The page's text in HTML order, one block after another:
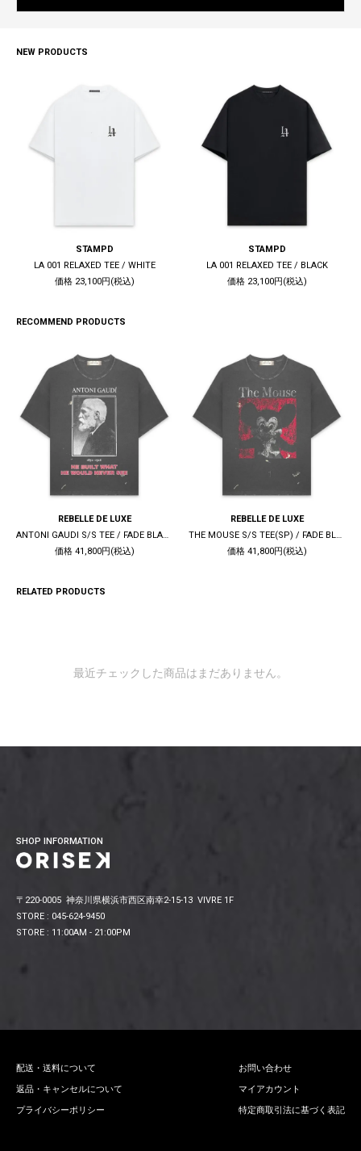
NEW PRODUCTS
STAMPD
LA 001 RELAXED TEE / WHITE
価格 23,100円(税込)
STAMPD
LA 001 RELAXED TEE / BLACK
価格 23,100円(税込)
RECOMMEND PRODUCTS
REBELLE DE LUXE
ANTONI GAUDI S/S TEE / FADE BLACK
価格 41,800円(税込)
REBELLE DE LUXE
THE MOUSE S/S TEE(SP) / FADE BLACK
価格 41,800円(税込)
RELATED PRODUCTS
最近チェックした商品はまだありません。
SHOP INFORMATION
〒220-0005 神奈川県横浜市西区南幸2-15-13 VIVRE 1F
STORE : 045-624-9450
STORE : 11:00AM - 21:00PM
配送・送料について
返品・キャンセルについて
プライバシーポリシー
お問い合わせ
マイアカウント
特定商取引法に基づく表記